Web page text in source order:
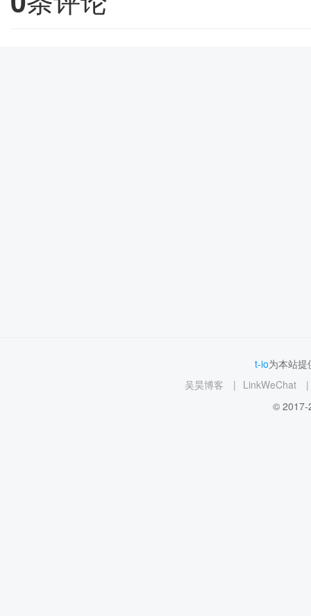
t-io为本站
吴昊博客
| LinkWeChat
|
© 2017-